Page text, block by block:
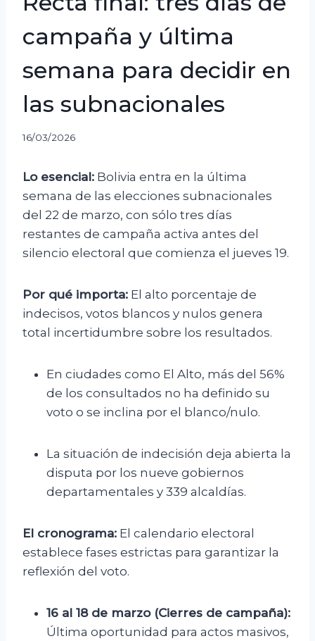
campaña y última
semana para decidir en
las subnacionales
16/03/2026
Lo esencial: Bolivia entra en la última
semana de las elecciones subnacionales
del 22 de marzo, con sólo tres días
restantes de campaña activa antes del
silencio electoral que comienza el jueves 19.
Por qué importa: El alto porcentaje de
indecisos, votos blancos y nulos genera
total incertidumbre sobre los resultados.
En ciudades como El Alto, más del 56%
de los consultados no ha definido su
voto o se inclina por el blanco/nulo.
La situación de indecisión deja abierta la
disputa por los nueve gobiernos
departamentales y 339 alcaldías.
El cronograma: El calendario electoral
establece fases estrictas para garantizar la
reflexión del voto.
16 al 18 de marzo (Cierres de campaña):
Última oportunidad para actos masivos,